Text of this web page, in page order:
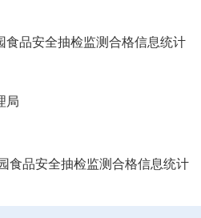
食品安全抽检监测合格信息统计
局
食品安全抽检监测合格信息统计